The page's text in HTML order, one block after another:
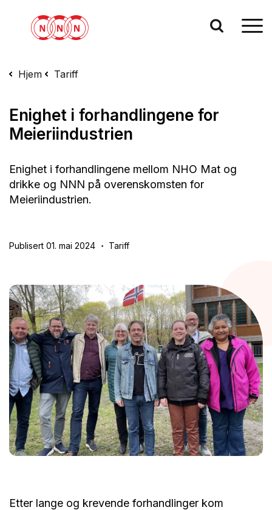
Hjem Tariff
Enighet i forhandlingene for
Meieriindustrien
Enighet i forhandlingene mellom NHO Mat og
drikke og NNN på overenskomsten for
Meieriindustrien.
Publisert 01. mai 2024 Tariff
Etter lange og krevende forhandlinger kom